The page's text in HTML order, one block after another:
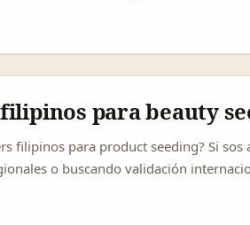
profesionalizar sus negocios, lo que
creator USA 2024). ...
para beauty
filipinos para product seeding? Si sos
o buscando validación